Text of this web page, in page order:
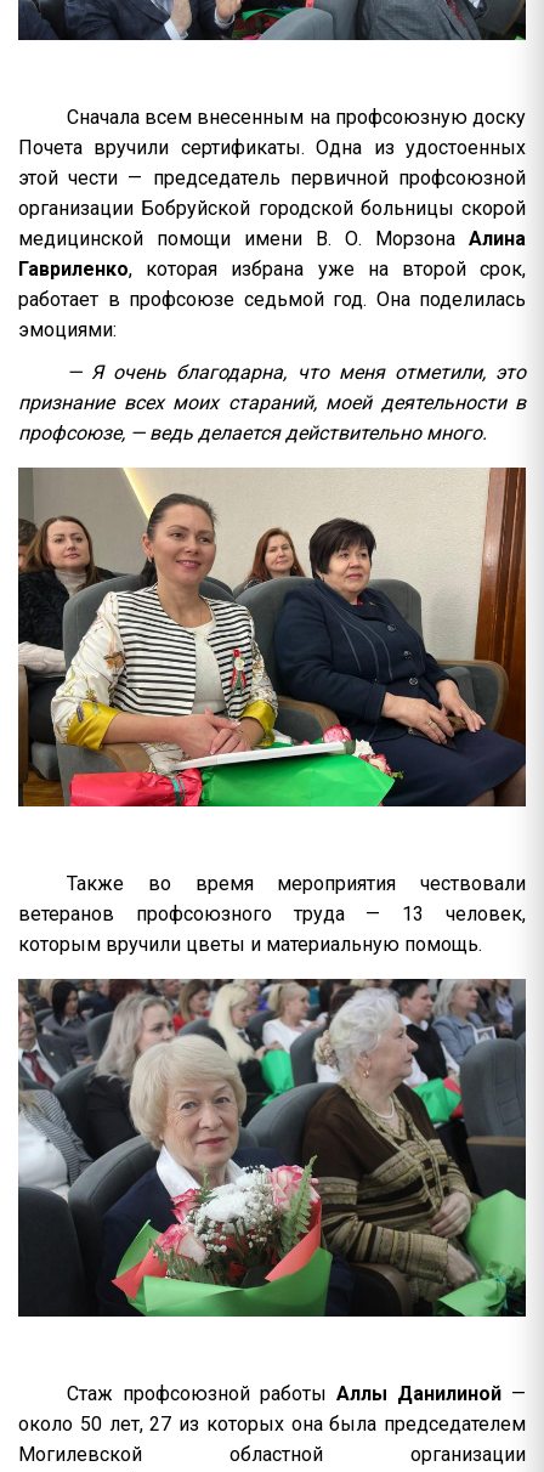
Сначала всем внесенным на профсоюзную доску
Почета вручили сертификаты. Одна из удостоенных
этой чести — председатель первичной профсоюзной
организации Бобруйской городской больницы скорой
медицинской помощи имени В. О. Морзона Алина
Гавриленко, которая избрана уже на второй срок,
работает в профсоюзе седьмой год. Она поделилась
эмоциями:
— Я очень благодарна, что меня отметили, это
признание всех моих стараний, моей деятельности в
профсоюзе, — ведь делается действительно много.
Также во время мероприятия чествовали
ветеранов профсоюзного труда — 13 человек,
которым вручили цветы и материальную помощь.
Стаж профсоюзной работы Аллы Данилиной —
около 50 лет, 27 из которых она была председателем
Могилевской областной организации